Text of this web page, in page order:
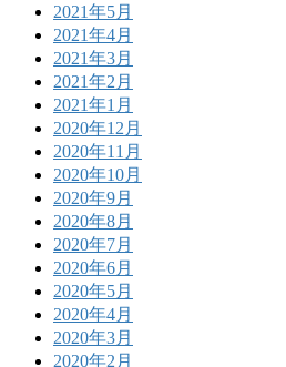
2021年5月
2021年4月
2021年3月
2021年2月
2021年1月
2020年12月
2020年11月
2020年10月
2020年9月
2020年8月
2020年7月
2020年6月
2020年5月
2020年4月
2020年3月
2020年2月